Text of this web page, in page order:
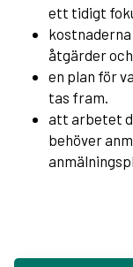
ett tidigt
åtgärder
en plan för
tas fram.
att arbetet
behöver